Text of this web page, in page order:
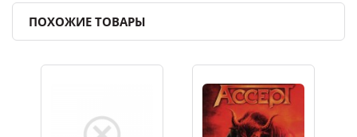
ПОХОЖИЕ ТОВАРЫ